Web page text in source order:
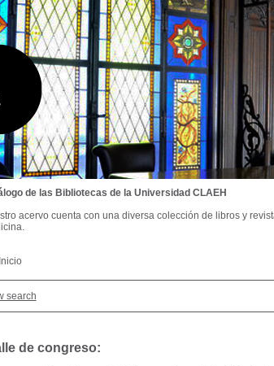
Inicio
search
de congreso:
de las Bibliotecas de la Universidad CLAEH
acervo cuenta con una diversa colección de libros y